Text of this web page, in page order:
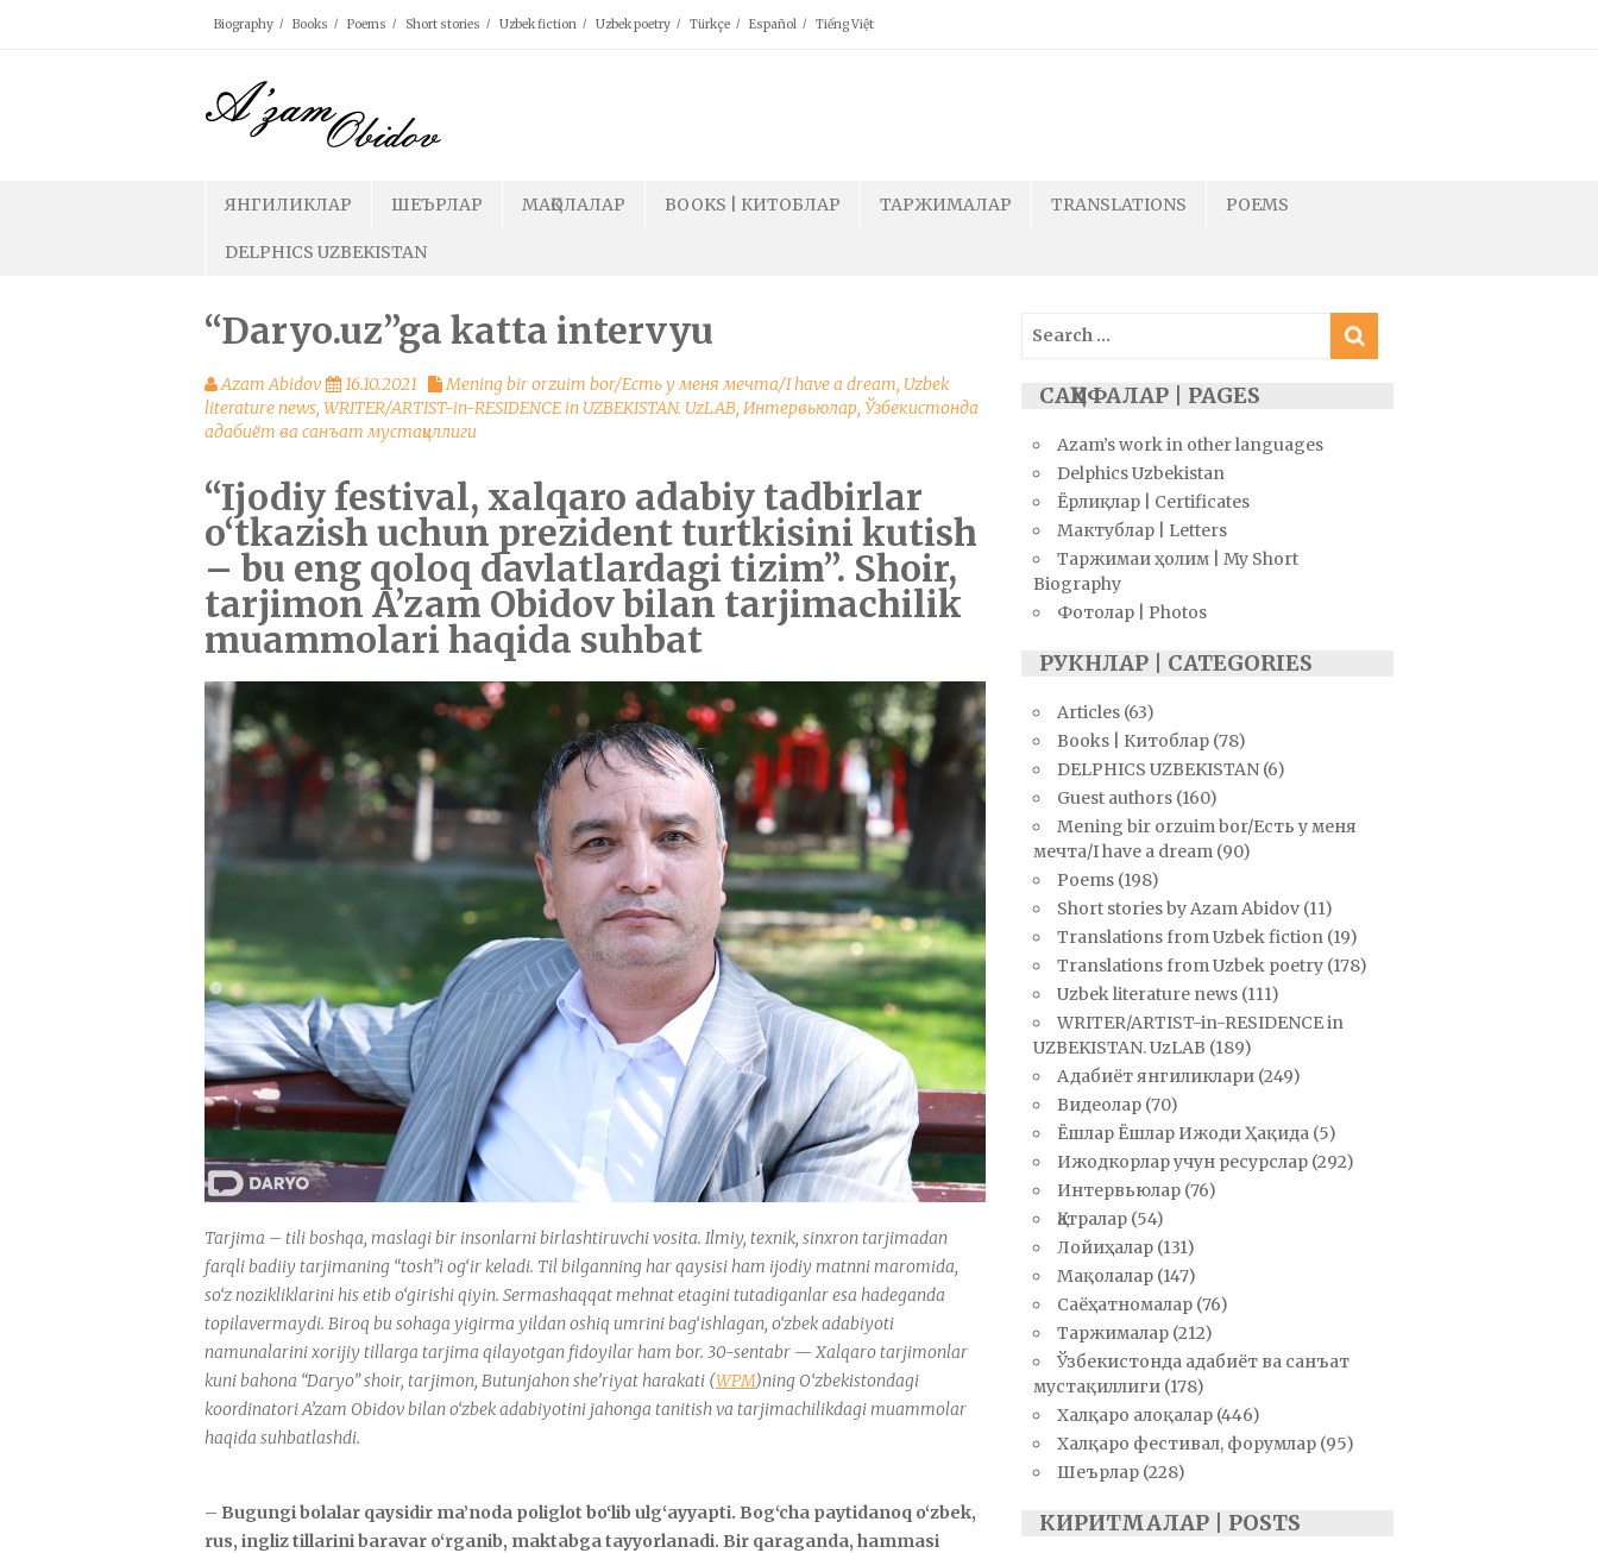
Biography Books Poems Short stories Uzbek fiction Uzbek poetry Türkçe Español Tiếng Việt
ЯНГИЛИКЛАР ШЕЪРЛАР МАҚОЛАЛАР BOOKS | КИТОБЛАР ТАРЖИМАЛАР TRANSLATIONS POEMS
DELPHICS UZBEKISTAN
“Daryo.uz”ga katta intervyu
Azam Abidov 16.10.2021 Mening bir orzuim bor/Есть у меня мечта/I have a dream, Uzbek
literature news, WRITER/ARTIST-in-RESIDENCE in UZBEKISTAN. UzLAB, Интервьюлар, Ўзбекистонда
адабиёт ва санъат мустақиллиги
“Ijodiy festival, xalqaro adabiy tadbirlar
o‘tkazish uchun prezident turtkisini kutish
– bu eng qoloq davlatlardagi tizim”. Shoir,
tarjimon A’zam Obidov bilan tarjimachilik
muammolari haqida suhbat
Tarjima – tili boshqa, maslagi bir insonlarni birlashtiruvchi vosita. Ilmiy, texnik, sinxron tarjimadan
farqli badiiy tarjimaning “tosh”i og‘ir keladi. Til bilganning har qaysisi ham ijodiy matnni maromida,
so‘z nozikliklarini his etib o‘girishi qiyin. Sermashaqqat mehnat etagini tutadiganlar esa hadeganda
topilavermaydi. Biroq bu sohaga yigirma yildan oshiq umrini bag‘ishlagan, o‘zbek adabiyoti
namunalarini xorijiy tillarga tarjima qilayotgan fidoyilar ham bor. 30-sentabr — Xalqaro tarjimonlar
kuni bahona “Daryo” shoir, tarjimon, Butunjahon she’riyat harakati (WPM)ning O‘zbekistondagi
koordinatori A’zam Obidov bilan o‘zbek adabiyotini jahonga tanitish va tarjimachilikdagi muammolar
haqida suhbatlashdi.
– Bugungi bolalar qaysidir ma’noda poliglot bo‘lib ulg‘ayyapti. Bog‘cha paytidanoq o‘zbek,
rus, ingliz tillarini baravar o‘rganib, maktabga tayyorlanadi. Bir qaraganda, hammasi
Search
for:
САҲИФАЛАР | PAGES
Azam’s work in other languages
Delphics Uzbekistan
Ёрлиқлар | Certificates
Мактублар | Letters
Таржимаи ҳолим | My Short
Biography
Фотолар | Photos
РУКНЛАР | CATEGORIES
Articles(63)
Books | Китоблар(78)
DELPHICS UZBEKISTAN(6)
Guest authors(160)
Mening bir orzuim bor/Есть у меня
мечта/I have a dream(90)
Poems(198)
Short stories by Azam Abidov(11)
Translations from Uzbek fiction(19)
Translations from Uzbek poetry(178)
Uzbek literature news(111)
WRITER/ARTIST-in-RESIDENCE in
UZBEKISTAN. UzLAB (189)
Адабиёт янгиликлари(249)
Видеолар(70)
Ёшлар Ёшлар Ижоди Ҳақида(5)
Ижодкорлар учун ресурслар(292)
Интервьюлар(76)
Қатралар(54)
Лойиҳалар(131)
Мақолалар(147)
Саёҳатномалар(76)
Таржималар(212)
Ўзбекистонда адабиёт ва санъат
мустақиллиги(178)
Халқаро алоқалар(446)
Халқаро фестивал, форумлар(95)
Шеърлар(228)
КИРИТМАЛАР | POSTS